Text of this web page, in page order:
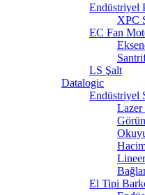
Endüstriyel
XPC
EC Fan
LS Şalt
Datalogic
Endüstriyel
El Tipi